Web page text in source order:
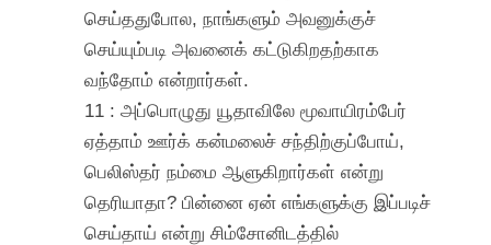
செய்ததுபோல, நாங்களும் அவனுக்குச்
செய்யும்படி அவனைக் கட்டுகிறதற்காக
வந்தோம் என்றார்கள்.
11 : அப்பொழுது யூதாவிலே மூவாயிரம்பேர்
ஏத்தாம் ஊர்க் கன்மலைச் சந்திற்குப்போய்,
பெலிஸ்தர் நம்மை ஆளுகிறார்கள் என்று
தெரியாதா? பின்னை ஏன் எங்களுக்கு இப்படிச்
செய்தாய் என்று சிம்சோனிடத்தில்